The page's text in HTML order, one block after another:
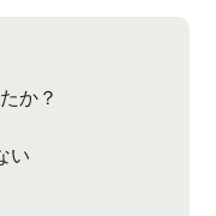
か？
い